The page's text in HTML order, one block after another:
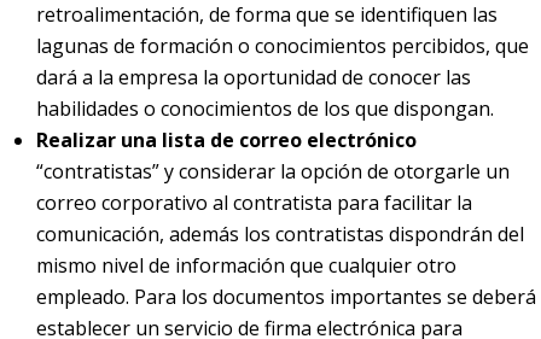
retroalimentación, de forma que se identifiquen las
lagunas de formación o conocimientos percibidos, que
dará a la empresa la oportunidad de conocer las
habilidades o conocimientos de los que dispongan.
Realizar una lista de correo electrónico
“contratistas” y considerar la opción de otorgarle un
correo corporativo al contratista para facilitar la
comunicación, además los contratistas dispondrán del
mismo nivel de información que cualquier otro
empleado. Para los documentos importantes se deberá
establecer un servicio de firma electrónica para